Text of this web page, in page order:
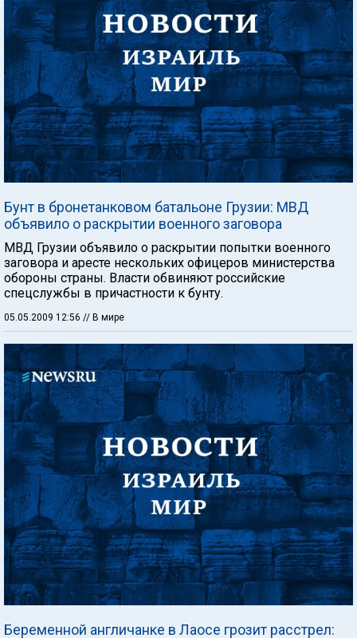
Бунт в бронетанковом батальоне Грузии: МВД
объявило о раскрытии военного заговора
МВД Грузии объявило о раскрытии попытки военного
заговора и аресте нескольких офицеров министерства
обороны страны. Власти обвиняют российские
спецслужбы в причастности к бунту.
05.05.2009 12:56 // В мире
Беременной англичанке в Лаосе грозит расстрел: